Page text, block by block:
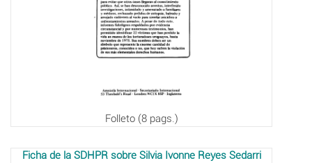
Folleto (8 pags.)
Ficha de la SDHPR sobre Silvia Ivonne Reyes Sedarri